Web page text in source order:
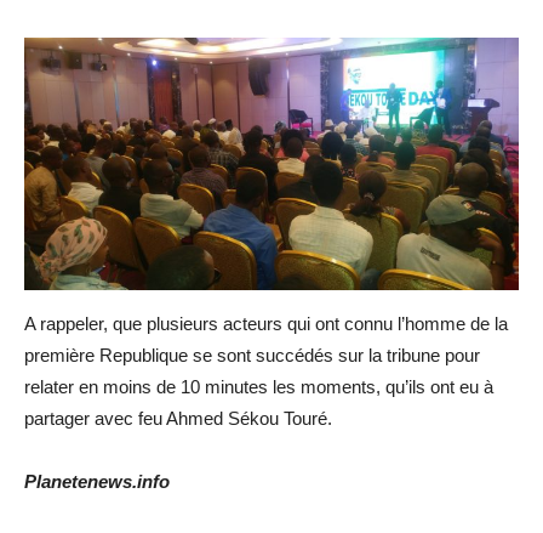
A rappeler, que plusieurs acteurs qui ont connu l’homme de la
première Republique se sont succédés sur la tribune pour
relater en moins de 10 minutes les moments, qu’ils ont eu à
partager avec feu Ahmed Sékou Touré.
Planetenews.info